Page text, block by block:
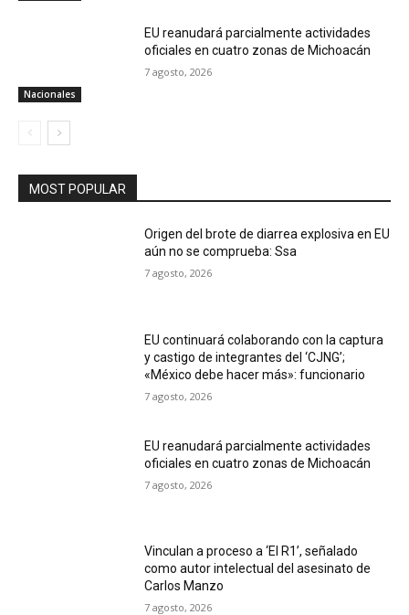
Nacionales
EU reanudará parcialmente actividades
oficiales en cuatro zonas de Michoacán
7 agosto, 2026
MOST POPULAR
Origen del brote de diarrea explosiva en EU
aún no se comprueba: Ssa
7 agosto, 2026
EU continuará colaborando con la captura
y castigo de integrantes del ‘CJNG’;
«México debe hacer más»: funcionario
7 agosto, 2026
EU reanudará parcialmente actividades
oficiales en cuatro zonas de Michoacán
7 agosto, 2026
Vinculan a proceso a ‘El R1’, señalado
como autor intelectual del asesinato de
Carlos Manzo
7 agosto, 2026